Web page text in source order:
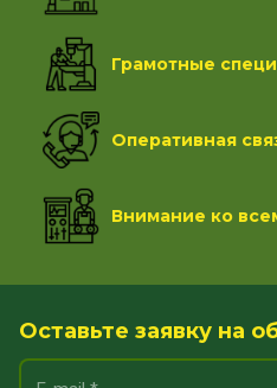
Грамотные
Оперативная
Внимание ко
Оставьте заявку на